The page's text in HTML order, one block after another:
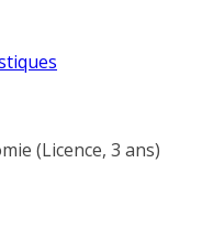
(Licence, 3 ans)